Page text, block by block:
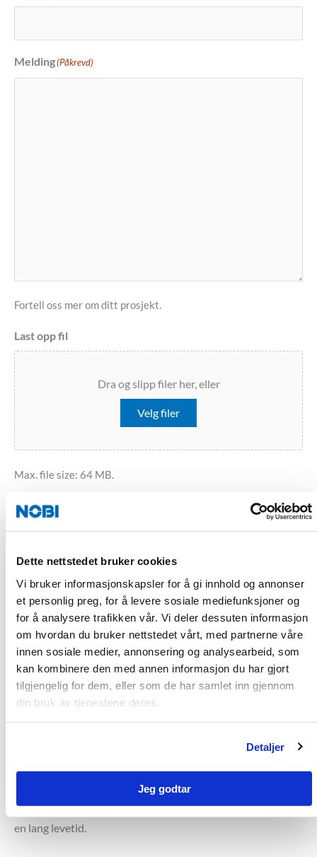
Dette nettstedet bruker cookies
Vi bruker informasjonskapsler for å gi innhold og annonser
et personlig preg, for å levere sosiale mediefunksjoner og
for å analysere trafikken vår. Vi deler dessuten informasjon
om hvordan du bruker nettstedet vårt, med partnerne våre
innen sosiale medier, annonsering og analysearbeid, som
kan kombinere den med annen informasjon du har gjort
tilgjengelig for dem, eller som de har samlet inn gjennom
din bruk av tjenestene deres.
Detaljer
Jeg godtar
Melding(Påkrevd)
Fortell oss mer om ditt prosjekt.
Last opp fil
Dra og slipp filer her, eller
Velg filer
Max. file size: 64 MB.
Gjerne legg ved tegning eller ytterligere prosjektbeskrivelser,
slik at det blir lettere for oss å hjelpe deg med din
Send inn
Hvorfor bør du vurdere dine hageprodukter i betong?
Det viktigste er at produktene er miljøvennlige og krever
minimalt med vedlikehold. Betong er mer miljøvennlig enn
trenger minimalt med vedlikehold. Ved kjøp av NOBI-
produkter er du til enhver tid garantert kvalitet. Våre
hageprodukter gjennomgår en omfattende
kvalitetskontroll før de forlater fabrikken, noe som forsikrer
en lang levetid.